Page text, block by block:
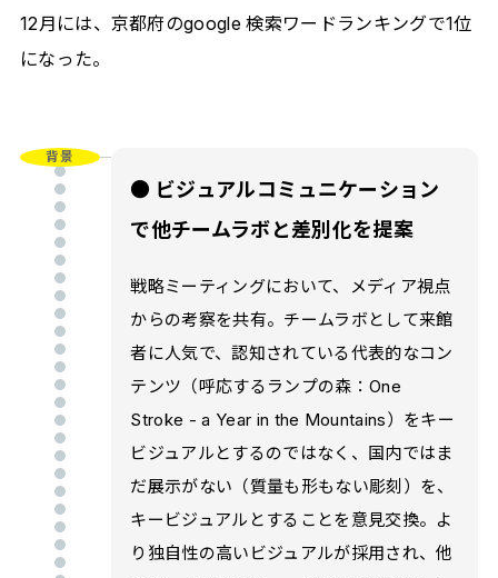
12月には、京都府のgoogle 検索ワードランキングで1位
になった。
背景
● ビジュアルコミュニケーション
で他チームラボと差別化を提案
戦略ミーティングにおいて、メディア視点
からの考察を共有。チームラボとして来館
者に人気で、認知されている代表的なコン
テンツ（呼応するランプの森：One
Stroke - a Year in the Mountains）をキー
ビジュアルとするのではなく、国内ではま
だ展示がない（質量も形もない彫刻）を、
キービジュアルとすることを意見交換。よ
り独自性の高いビジュアルが採用され、他